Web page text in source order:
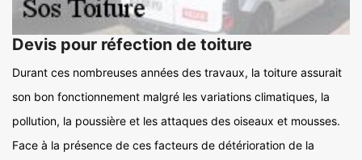
Devis pour réfection de toiture
Durant ces nombreuses années des travaux, la toiture assurait
son bon fonctionnement malgré les variations climatiques, la
pollution, la poussière et les attaques des oiseaux et mousses.
Face à la présence de ces facteurs de détérioration de la